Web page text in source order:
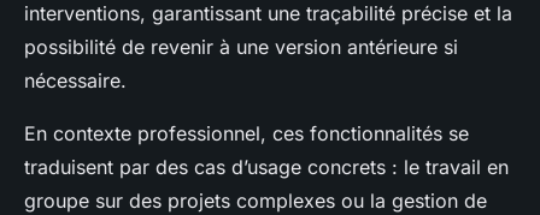
interventions, garantissant une traçabilité précise et la
possibilité de revenir à une version antérieure si
nécessaire.
En contexte professionnel, ces fonctionnalités se
traduisent par des cas d’usage concrets : le travail en
groupe sur des projets complexes ou la gestion de